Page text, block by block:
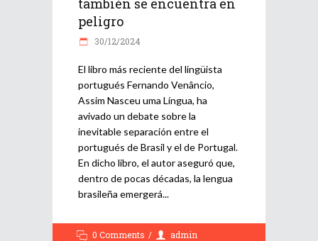
también se encuentra en
peligro
30/12/2024
El libro más reciente del lingüista
portugués Fernando Venâncio,
Assim Nasceu uma Língua, ha
avivado un debate sobre la
inevitable separación entre el
portugués de Brasil y el de Portugal.
En dicho libro, el autor aseguró que,
dentro de pocas décadas, la lengua
brasileña emergerá
0 Comments
admin